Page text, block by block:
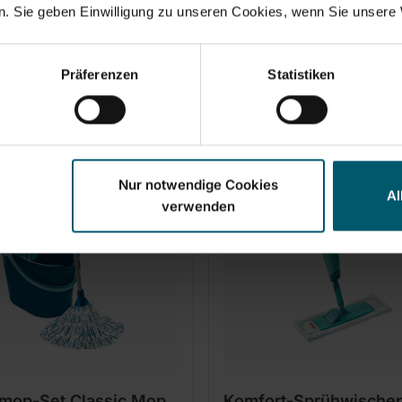
Sie geben Einwilligung zu unseren Cookies, wenn Sie unsere
Präferenzen Statistiken
Nur notwendige Cookies
verwenden
140 cm
In den Warenkorb
Sieb
Stahlstiel 140 cm
In den Warenkorb